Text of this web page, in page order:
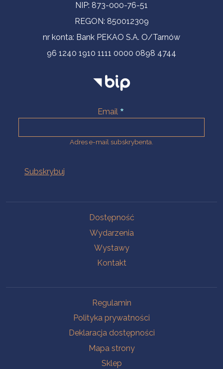
NIP: 873-000-76-51
REGON: 850012309
nr konta: Bank PEKAO S.A. O/Tarnów
96 1240 1910 1111 0000 0898 4744
Email
Adres e-mail subskrybenta.
Dostępność
Wydarzenia
Wystawy
Kontakt
Regulamin
Polityka prywatności
Deklaracja dostępności
Mapa strony
Sklep